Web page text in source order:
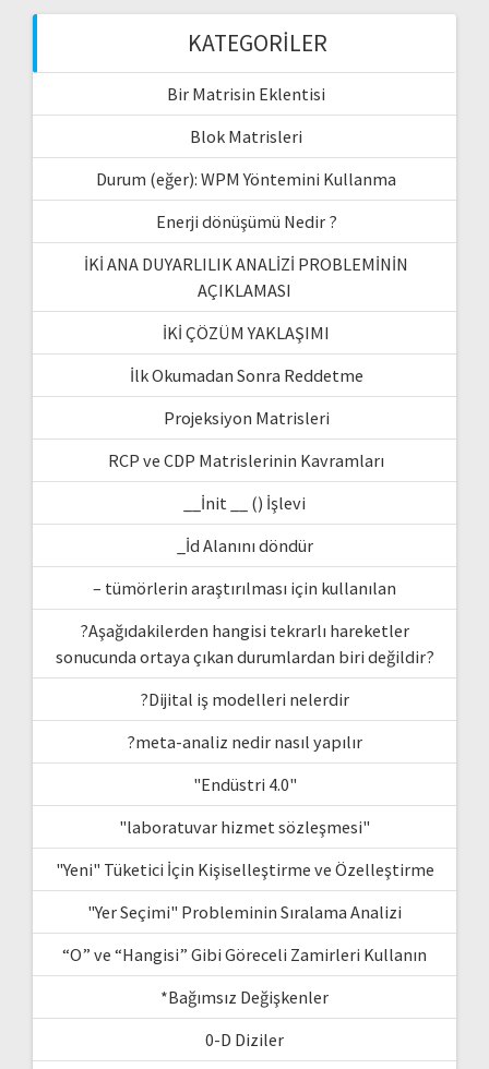
KATEGORILER
Bir Matrisin Eklentisi
Blok Matrisleri
Durum (eğer): WPM Yöntemini Kullanma
Enerji dönüşümü Nedir ?
İKİ ANA DUYARLILIK ANALİZİ PROBLEMİNİN
AÇIKLAMASI
İKİ ÇÖZÜM YAKLAŞIMI
İlk Okumadan Sonra Reddetme
Projeksiyon Matrisleri
RCP ve CDP Matrislerinin Kavramları
__İnit __ () İşlevi
_İd Alanını döndür
– tümörlerin araştırılması için kullanılan
?Aşağıdakilerden hangisi tekrarlı hareketler
sonucunda ortaya çıkan durumlardan biri değildir?
?Dijital iş modelleri nelerdir
?meta-analiz nedir nasıl yapılır
"Endüstri 4.0"
"laboratuvar hizmet sözleşmesi"
"Yeni" Tüketici İçin Kişiselleştirme ve Özelleştirme
"Yer Seçimi" Probleminin Sıralama Analizi
“O” ve “Hangisi” Gibi Göreceli Zamirleri Kullanın
*Bağımsız Değişkenler
0-D Diziler